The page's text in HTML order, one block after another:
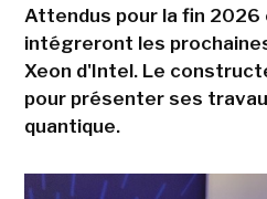
Attendus pour la fin
intégreront les
Xeon d'Intel. Le
pour présenter ses
quantique.